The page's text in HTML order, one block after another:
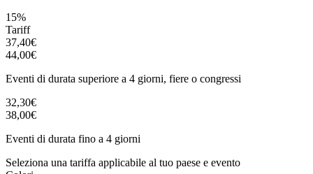
15%
Tariff
37,40€
44,00€
Eventi di durata superiore a 4 giorni, fiere o congressi
32,30€
38,00€
Eventi di durata fino a 4 giorni
Seleziona una tariffa applicabile al tuo paese e evento